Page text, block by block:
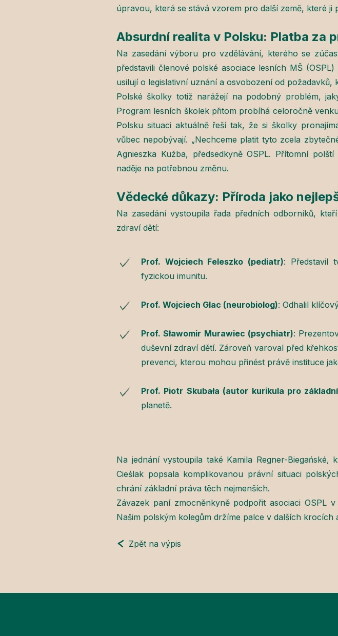
úpravou, která se stává vzorem pro další země, které ji
Absurdní realita v Polsku: Platba za
Na zasedání výboru pro vzdělávání, kterého se
představili členové polské asociace lesních MŠ
usilují o legislativní uznání a osvobození od požadavků,
Polské školky totiž narážejí na podobný problém,
Program lesních školek přitom probíhá celoročně
Polsku situaci aktuálně řeší tak, že si školky
vůbec nepobývají. „Nechceme platit tyto zcela
Agnieszka Kuźba, předsedkyně OSPL. Přítomní
naděje na potřebnou změnu.
Vědecké důkazy: Příroda jako
Na zasedání vystoupila řada předních odborníků,
zdraví dětí:
Prof. Wojciech Feleszko (pediatr): Představil
fyzickou imunitu.
Prof. Wojciech Glac (neurobiolog): Odhalil
Prof. Sławomir Murawiec (psychiatr):
duševní zdraví dětí. Zároveň varoval před
prevenci, kterou mohou přinést právě instituce
Prof. Piotr Skubała (autor kurikula pro
planetě.
Na jednání vystoupila také Kamila Regner-
Cieślak popsala komplikovanou právní situaci
chrání základní práva těch nejmenších.
Závazek paní zmocněnkyně podpořit asociaci OSPL
Našim polským kolegům držíme palce v dalších
Zpět na výpis